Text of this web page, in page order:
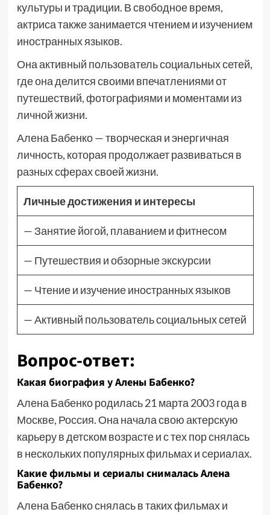
культуры и традиции. В свободное время,
актриса также занимается чтением и изучением
иностранных языков.
Она активный пользователь социальных сетей,
где она делится своими впечатлениями от
путешествий, фотографиями и моментами из
личной жизни.
Алена Бабенко — творческая и энергичная
личность, которая продолжает развиваться в
разных сферах своей жизни.
Личные достижения и интересы
— Занятие йогой, плаванием и фитнесом
— Путешествия и обзорные экскурсии
— Чтение и изучение иностранных языков
— Активный пользователь социальных сетей
Вопрос-ответ:
Какая биография у Алены Бабенко?
Алена Бабенко родилась 21 марта 2003 года в
Москве, Россия. Она начала свою актерскую
карьеру в детском возрасте и с тех пор снялась
в нескольких популярных фильмах и сериалах.
Какие фильмы и сериалы снималась Алена
Бабенко?
Алена Бабенко снялась в таких фильмах и